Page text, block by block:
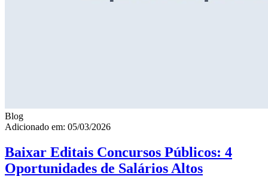
Blog
Adicionado em: 05/03/2026
Baixar Editais Concursos Públicos: 4
Oportunidades de Salários Altos